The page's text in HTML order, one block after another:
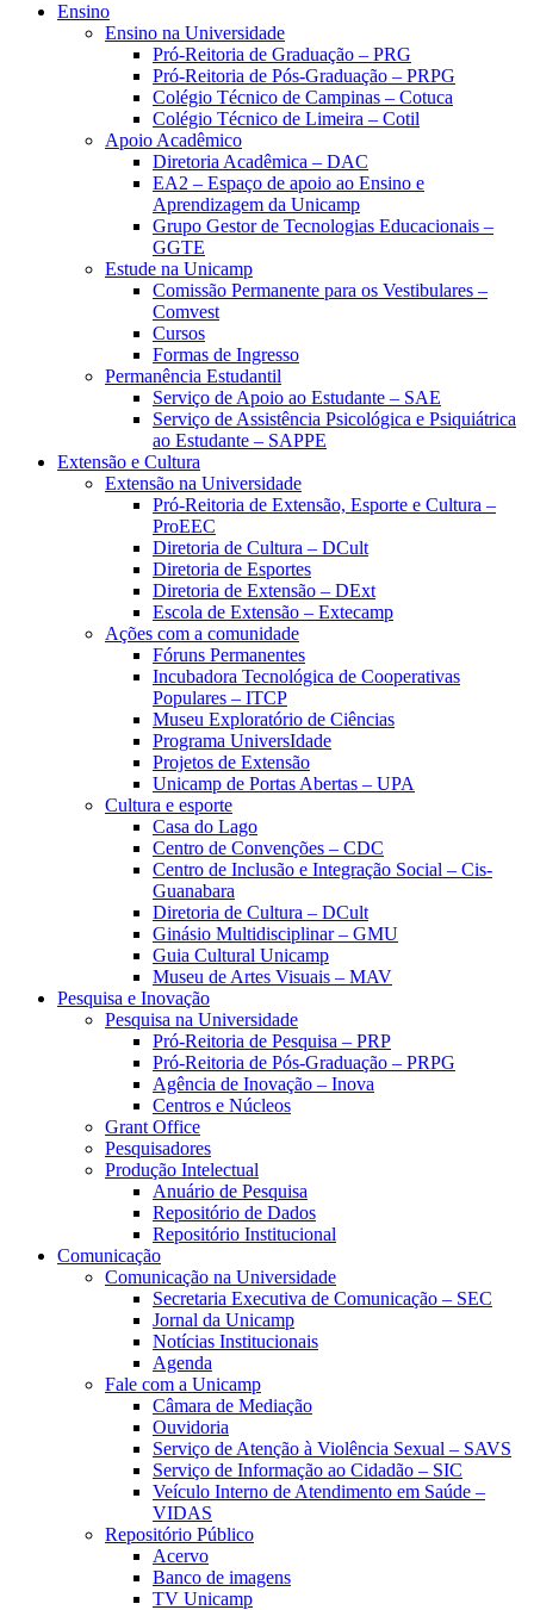
Ensino
Ensino na Universidade
Pró-Reitoria de Graduação – PRG
Pró-Reitoria de Pós-Graduação – PRPG
Colégio Técnico de Campinas – Cotuca
Colégio Técnico de Limeira – Cotil
Apoio Acadêmico
Diretoria Acadêmica – DAC
EA2 – Espaço de apoio ao Ensino e
Aprendizagem da Unicamp
Grupo Gestor de Tecnologias Educacionais –
GGTE
Estude na Unicamp
Comissão Permanente para os Vestibulares –
Comvest
Cursos
Formas de Ingresso
Permanência Estudantil
Serviço de Apoio ao Estudante – SAE
Serviço de Assistência Psicológica e Psiquiátrica
ao Estudante – SAPPE
Extensão e Cultura
Extensão na Universidade
Pró-Reitoria de Extensão, Esporte e Cultura –
ProEEC
Diretoria de Cultura – DCult
Diretoria de Esportes
Diretoria de Extensão – DExt
Escola de Extensão – Extecamp
Ações com a comunidade
Fóruns Permanentes
Incubadora Tecnológica de Cooperativas
Populares – ITCP
Museu Exploratório de Ciências
Programa UniversIdade
Projetos de Extensão
Unicamp de Portas Abertas – UPA
Cultura e esporte
Casa do Lago
Centro de Convenções – CDC
Centro de Inclusão e Integração Social – Cis-
Guanabara
Diretoria de Cultura – DCult
Ginásio Multidisciplinar – GMU
Guia Cultural Unicamp
Museu de Artes Visuais – MAV
Pesquisa e Inovação
Pesquisa na Universidade
Pró-Reitoria de Pesquisa – PRP
Pró-Reitoria de Pós-Graduação – PRPG
Agência de Inovação – Inova
Centros e Núcleos
Grant Office
Pesquisadores
Produção Intelectual
Anuário de Pesquisa
Repositório de Dados
Repositório Institucional
Comunicação
Comunicação na Universidade
Secretaria Executiva de Comunicação – SEC
Jornal da Unicamp
Notícias Institucionais
Agenda
Fale com a Unicamp
Câmara de Mediação
Ouvidoria
Serviço de Atenção à Violência Sexual – SAVS
Serviço de Informação ao Cidadão – SIC
Veículo Interno de Atendimento em Saúde –
VIDAS
Repositório Público
Acervo
Banco de imagens
TV Unicamp